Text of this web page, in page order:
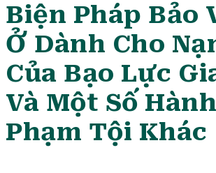
Biện Pháp Bảo
Ở Dành Cho
Của Bạo Lực
Và Một Số
Phạm Tội Khác